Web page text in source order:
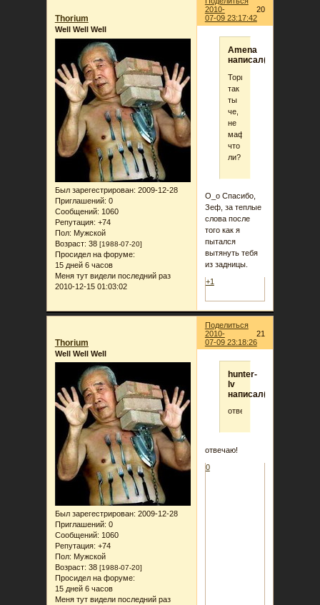
20
2010-
07-09 23:17:42
Thorium
Well Well Well
Был зарегестрирован: 2009-12-28
Приглашений: 0
Сообщений: 1060
Репутация: +74
Пол: Мужской
Возраст: 38 [1988-07-20]
Просидел на форуме:
15 дней 6 часов
Меня тут видели последний раз
2010-12-15 01:03:02
Amena
написал(а):
Торий,
так
ты
че,
не
мафия,
что
ли?
О_о Спасибо,
Зеф, за теплые
слова после
того как я
пытался
вытянуть тебя
из задницы.
+1
Поделиться
21
2010-
07-09 23:18:26
Thorium
Well Well Well
Был зарегестрирован: 2009-12-28
Приглашений: 0
Сообщений: 1060
Репутация: +74
Пол: Мужской
Возраст: 38 [1988-07-20]
Просидел на форуме:
15 дней 6 часов
Меня тут видели последний раз
hunter-
lv
написал(а):
ответь!
отвечаю!
0